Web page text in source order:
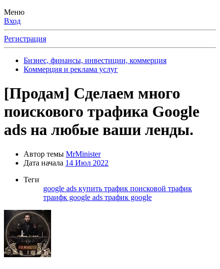
Меню
Вход
Регистрация
Бизнес, финансы, инвестиции, коммерция
Коммерция и реклама услуг
[Продам] Сделаем много
поискового трафика Google
ads на любые ваши ленды.
Автор темы MrMinister
Дата начала 14 Июл 2022
Теги
google ads купить трафик поисковой трафик
траифк google ads трафик google